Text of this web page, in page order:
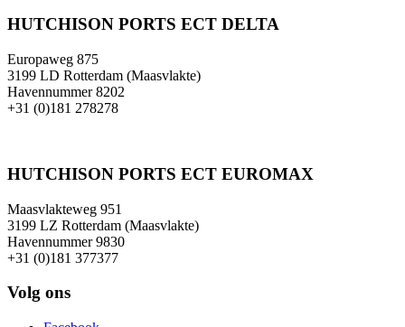
HUTCHISON PORTS ECT DELTA
Europaweg 875
3199 LD Rotterdam (Maasvlakte)
Havennummer 8202
+31 (0)181 278278
HUTCHISON PORTS ECT EUROMAX
Maasvlakteweg 951
3199 LZ Rotterdam (Maasvlakte)
Havennummer 9830
+31 (0)181 377377
Volg ons